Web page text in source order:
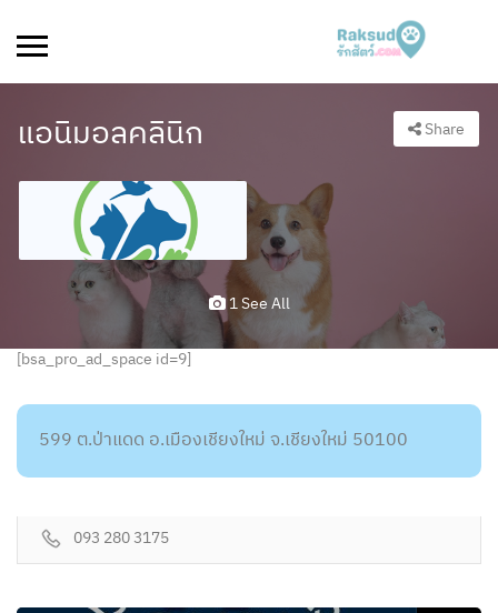
แอนิมอลคลินิก Share
1 See All
[bsa_pro_ad_space id=9]
599 ต.ป่าแดด อ.เมืองเชียงใหม่ จ.เชียงใหม่ 50100
093 280 3175